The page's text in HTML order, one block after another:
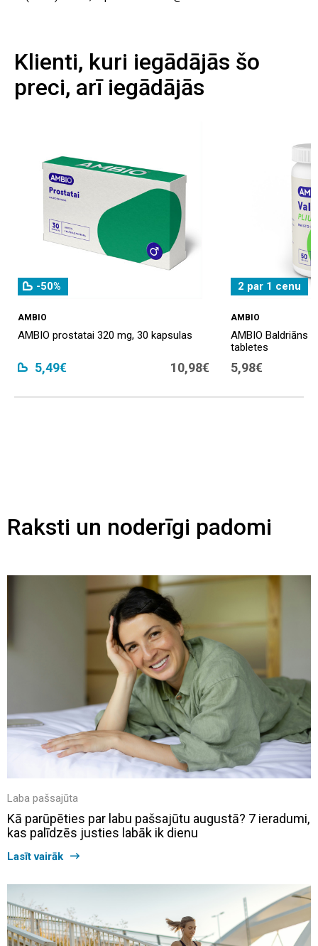
Klienti, kuri iegādājās šo
preci, arī iegādājās
-50%
AMBIO
AMBIO prostatai 320 mg, 30 kapsulas
5,49€ 10,98€
2 par 1 cenu
AMBIO
AMBIO Baldriāns
tabletes
5,98€
Raksti un noderīgi padomi
Laba pašsajūta
Kā parūpēties par labu pašsajūtu augustā? 7 ieradumi,
kas palīdzēs justies labāk ik dienu
Lasīt vairāk